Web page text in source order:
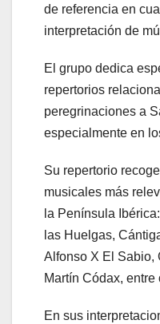
de referencia en
interpretación de
El grupo dedica
repertorios
peregrinaciones a
especialmente en
Su repertorio
musicales más
la Península
las Huelgas,
Alfonso X El Sabio,
Martín Códax, entre
En sus